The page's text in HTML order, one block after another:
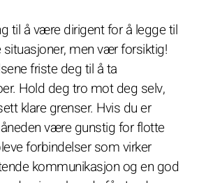
til å være dirigent for å legge til
men vær forsiktig!
friste deg til å ta
Hold deg tro mot deg selv,
klare grenser. Hvis du er
være gunstig for flotte
forbindelser som virker
kommunikasjon og en god